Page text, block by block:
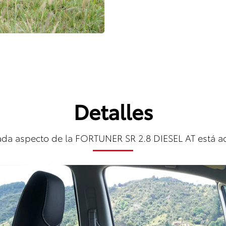
Detalles
aspecto de la FORTUNER SR 2.8 DIESEL AT está